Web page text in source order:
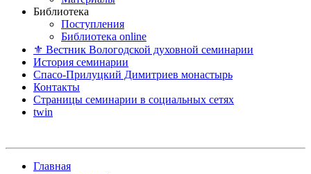
Библиотека
Поступления
Библиотека online
⚜ Вестник Вологодской духовной семинарии
История семинарии
Спасо-Прилуцкий Димитриев монастырь
Контакты
Страницы семинарии в социальных сетях
twin
Главная